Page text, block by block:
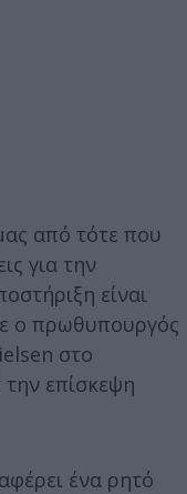
από τότε που
για την
είναι
ο πρωθυπουργός
στο
επίσκεψη
ένα ρητό